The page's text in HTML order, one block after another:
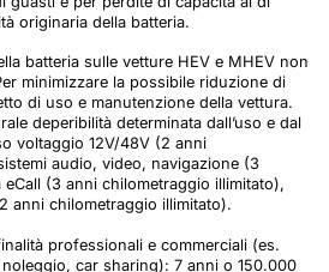
originaria della batteria.
batteria sulle vetture HEV e MHEV non
minimizzare la possibile riduzione di
di uso e manutenzione della vettura.
deperibilità determinata dall’uso e dal
voltaggio 12V/48V (2 anni
audio, video, navigazione (3
(3 anni chilometraggio illimitato),
anni chilometraggio illimitato).
professionali e commerciali (es.
car sharing): 7 anni o 150.000